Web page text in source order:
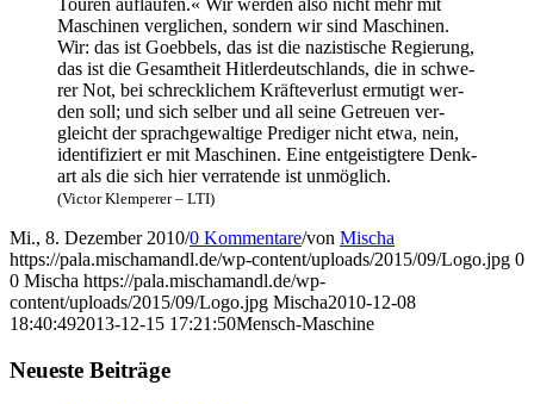
Tou­ren auf­lau­fen.« Wir wer­den also nicht mehr mit
Maschi­nen ver­gli­chen, son­dern wir sind Maschi­nen.
Wir: das ist Goeb­bels, das ist die nazis­ti­sche Regie­rung,
das ist die Gesamt­heit Hit­ler­deutsch­lands, die in schwe­
rer Not, bei schreck­li­chem Kräf­te­ver­lust ermu­tigt wer­
den soll; und sich sel­ber und all sei­ne Getreu­en ver­
gleicht der sprach­ge­wal­ti­ge Pre­di­ger nicht etwa, nein,
iden­ti­fi­ziert er mit Maschi­nen. Eine ent­geis­tig­te­re Denk­
art als die sich hier ver­ra­ten­de ist unmöglich.
(Vic­tor Klem­pe­rer – LTI)
Mi., 8. Dezember 2010/0 Kommentare/von Mischa
https://pala.mischamandl.de/wp-content/uploads/2015/09/Logo.jpg 0
0 Mischa https://pala.mischamandl.de/wp-
content/uploads/2015/09/Logo.jpg Mischa2010-12-08
18:40:492013-12-15 17:21:50Mensch-Maschi­ne
Neu­es­te Beiträge